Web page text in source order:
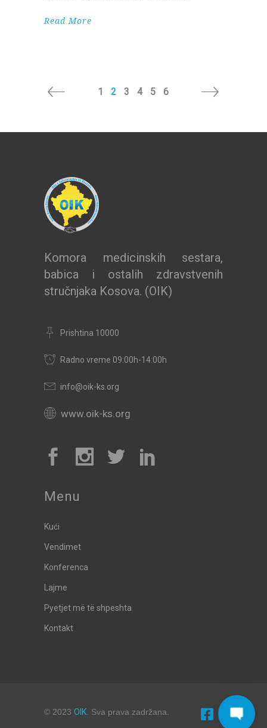
Read More
1 2 3 4 5 6
Komora medicinskih sestara,
babica i ostalih zdravstvenih
stručnjaka Kosova. (OIK)
Prishtina 10000
Radno vreme 09:00h-14:00h
info@oik-ks.org
www.oik-ks.org
Menu
Kući
Vendimet
Konferenca
Lajme
Pyetjet më të shpeshta
Kontakt
© 2023 OIK . Sva prava zadržana.